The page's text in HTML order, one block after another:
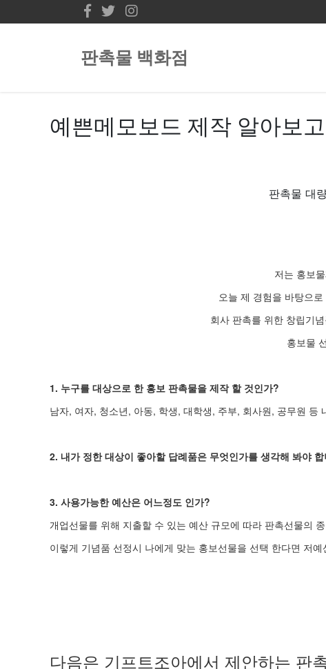
판촉물 백화점
예쁜메모보드 제작 알아보
판촉물 대
저는 홍보
오늘 제 경험을 바탕으
회사 판촉를 위한 창립기
홍보물
1. 누구를 대상으로 한 홍보 판촉물을 제작 할 것인가?
남자, 여자, 청소년, 아동, 학생, 대학생, 주부, 회사원, 공무원
2. 내가 정한 대상이 좋아할 답례품은 무엇인가를 생각해 봐야 합
3. 사용가능한 예산은 어느정도 인가?
개업선물를 위해 지출할 수 있는 예산 규모에 따라 판촉선물의
이렇게 기념품 선정시 나에게 맞는 홍보선물을 선택 한다면 저
다음은 기프트조아에서 제안하는 판